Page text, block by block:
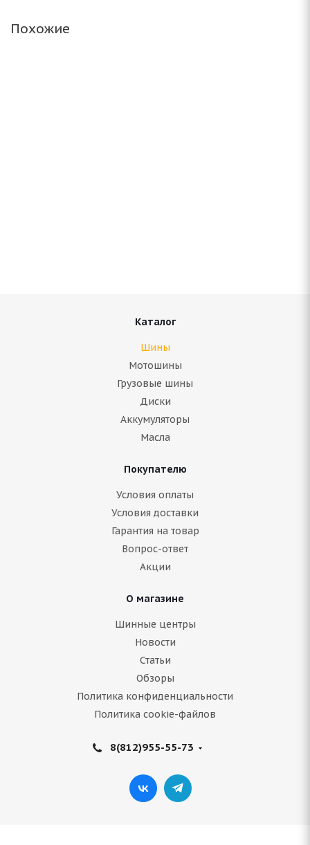
Похожие
Bridgestone Blizzak DM V2 265/50 R19 110T
Каталог
Шины
Мотошины
Грузовые шины
Диски
Аккумуляторы
Масла
Покупателю
Условия оплаты
Условия доставки
Гарантия на товар
Вопрос-ответ
Акции
О магазине
Шинные центры
Новости
Статьи
Обзоры
Политика конфиденциальности
Политика cookie-файлов
8(812)955-55-73